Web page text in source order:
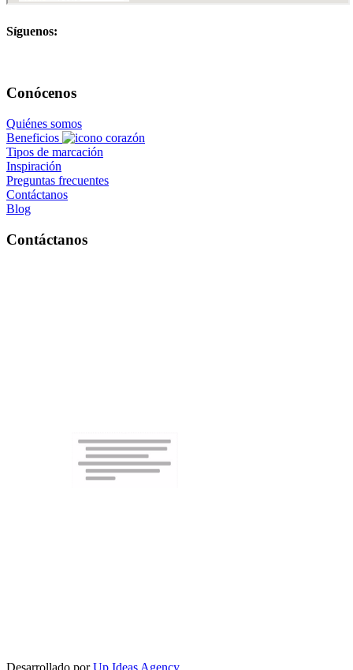
Síguenos:
Conócenos
Quiénes somos
Beneficios
Tipos de marcación
Inspiración
Preguntas frecuentes
Contáctanos
Blog
Contáctanos